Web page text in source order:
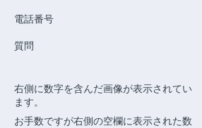
電話番号
質問
右側に数字を含んだ画像が表示されてい
ます。
お手数ですが右側の空欄に表示された数